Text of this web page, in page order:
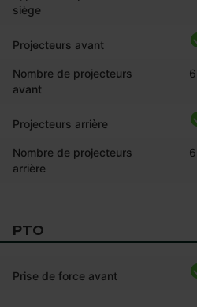
siège
Projecteurs avant
Nombre de projecteurs
avant
6
Projecteurs arrière
Nombre de projecteurs
arrière
6
PTO
Prise de force avant